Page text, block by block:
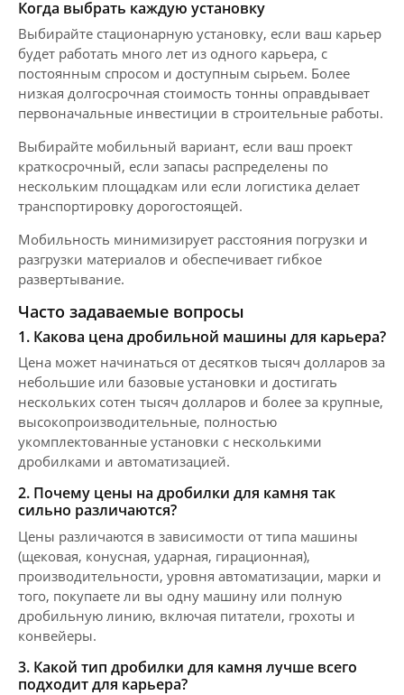
Когда выбрать каждую установку
Выбирайте стационарную установку, если ваш карьер
будет работать много лет из одного карьера, с
постоянным спросом и доступным сырьем. Более
низкая долгосрочная стоимость тонны оправдывает
первоначальные инвестиции в строительные работы.
Выбирайте мобильный вариант, если ваш проект
краткосрочный, если запасы распределены по
нескольким площадкам или если логистика делает
транспортировку дорогостоящей.
Мобильность минимизирует расстояния погрузки и
разгрузки материалов и обеспечивает гибкое
развертывание.
Часто задаваемые вопросы
1. Какова цена дробильной машины для карьера?
Цена может начинаться от десятков тысяч долларов за
небольшие или базовые установки и достигать
нескольких сотен тысяч долларов и более за крупные,
высокопроизводительные, полностью
укомплектованные установки с несколькими
дробилками и автоматизацией.
2. Почему цены на дробилки для камня так
сильно различаются?
Цены различаются в зависимости от типа машины
(щековая, конусная, ударная, гирационная),
производительности, уровня автоматизации, марки и
того, покупаете ли вы одну машину или полную
дробильную линию, включая питатели, грохоты и
конвейеры.
3. Какой тип дробилки для камня лучше всего
подходит для карьера?